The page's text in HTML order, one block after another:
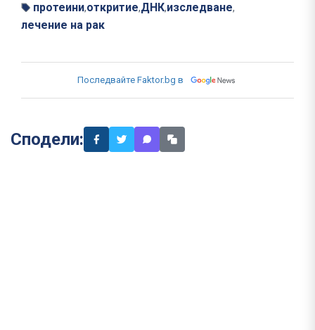
протеини,откритие,ДНК,изследване,
лечение на рак
Последвайте Faktor.bg в
Сподели: